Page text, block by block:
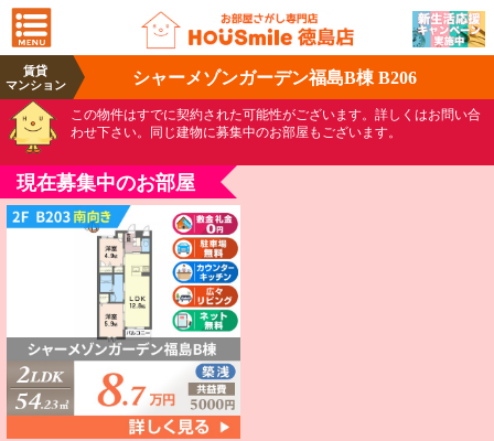
賃貸
マンション
シャーメゾンガーデン福島B棟 B206
この物件はすでに契約された可能性がございます。詳しくはお問い合
わせ下さい。同じ建物に募集中のお部屋もございます。
現在募集中のお部屋